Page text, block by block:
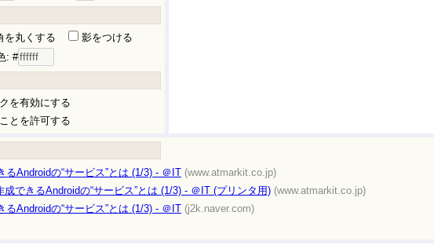
を丸くする
影をつける
: #
を有効にする
とを許可する
るAndroidの“サービス”とは (1/3) - ＠IT (www.atmarkit.co.jp)
できるAndroidの“サービス”とは (1/3) - ＠IT (プリンタ用) (www.atmarkit.co.jp)
るAndroidの“サービス”とは (1/3) - ＠IT (j2k.naver.com)